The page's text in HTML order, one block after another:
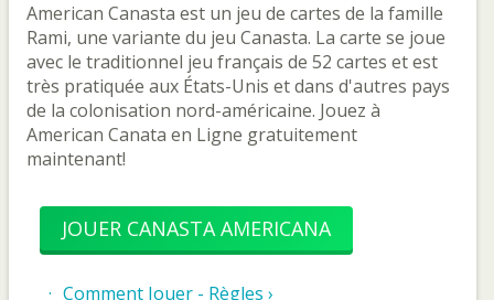
American Canasta est un jeu de cartes de la famille
Rami, une variante du jeu Canasta. La carte se joue
avec le traditionnel jeu français de 52 cartes et est
très pratiquée aux États-Unis et dans d'autres pays
de la colonisation nord-américaine. Jouez à
American Canata en Ligne gratuitement
maintenant!
JOUER CANASTA AMERICANA
Comment Jouer - Règles ›